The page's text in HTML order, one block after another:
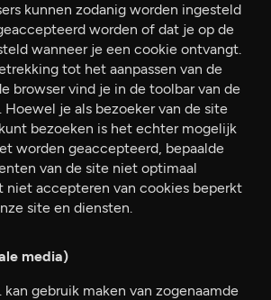
kunnen zodanig worden ingesteld
worden of dat je op de
wanneer je een cookie ontvangt.
tot het aanpassen van de
browser vind je in de toolbar van de
Hoewel je als bezoeker van de site
bezoeken is het echter mogelijk
worden geaccepteerd, bepaalde
van de site niet optimaal
niet accepteren van cookies beperkt
site en diensten.
media)
kan gebruik maken van zogenaamde